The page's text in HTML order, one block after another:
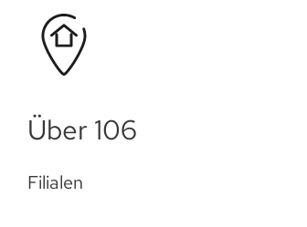
Über 110
Filialen